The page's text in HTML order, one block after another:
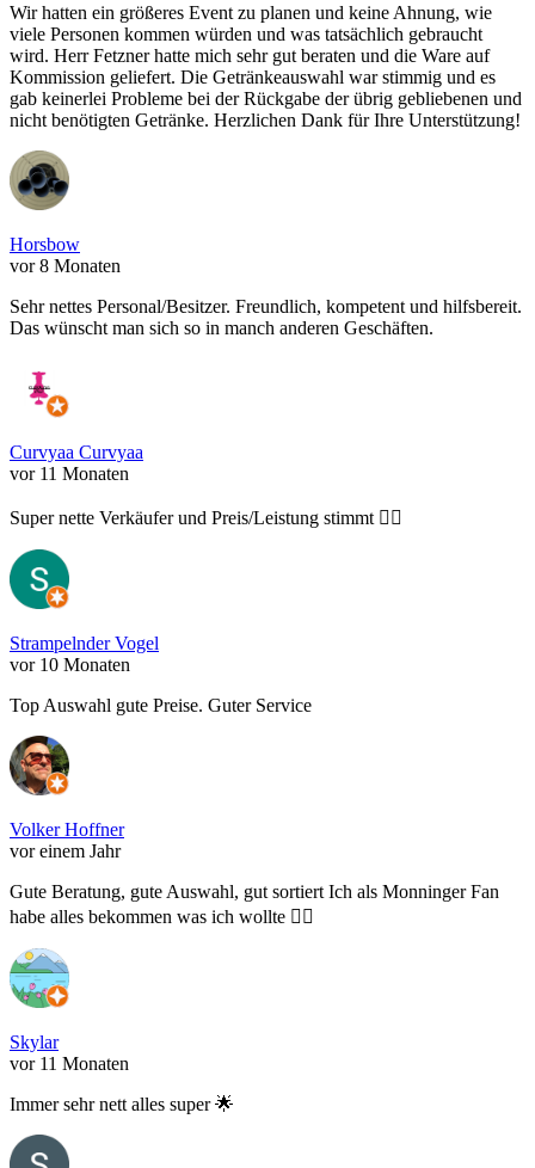
Wir hatten ein größeres Event zu planen und keine Ahnung, wie
viele Personen kommen würden und was tatsächlich gebraucht
wird. Herr Fetzner hatte mich sehr gut beraten und die Ware auf
Kommission geliefert. Die Getränkeauswahl war stimmig und es
gab keinerlei Probleme bei der Rückgabe der übrig gebliebenen und
nicht benötigten Getränke. Herzlichen Dank für Ihre Unterstützung!
Horsbow
vor 8 Monaten
Sehr nettes Personal/Besitzer. Freundlich, kompetent und hilfsbereit.
Das wünscht man sich so in manch anderen Geschäften.
Curvyaa Curvyaa
vor 11 Monaten
Super nette Verkäufer und Preis/Leistung stimmt 👍🏽
Strampelnder Vogel
vor 10 Monaten
Top Auswahl gute Preise. Guter Service
Volker Hoffner
vor einem Jahr
Gute Beratung, gute Auswahl, gut sortiert Ich als Monninger Fan
habe alles bekommen was ich wollte 👍🏻
Skylar
vor 11 Monaten
Immer sehr nett alles super 🌟